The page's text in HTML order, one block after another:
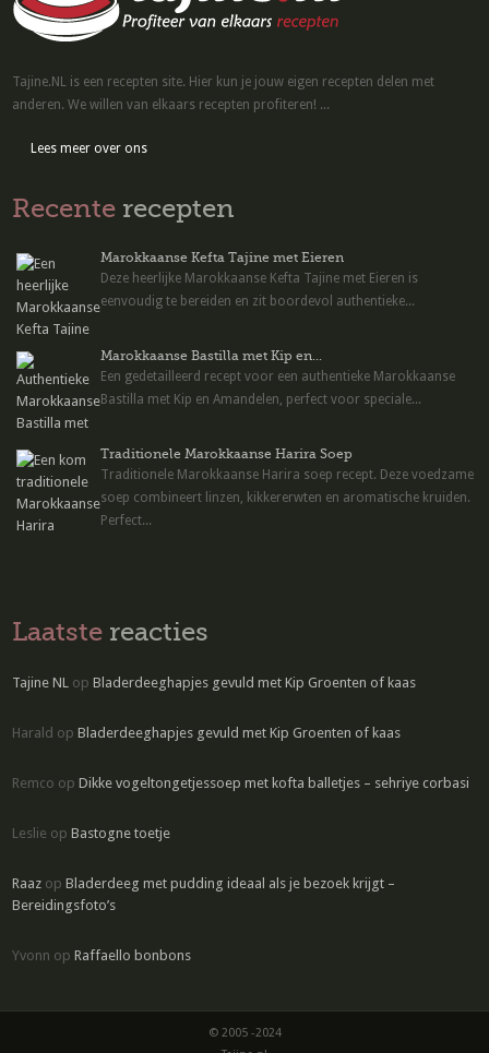
Tajine.NL is een recepten site. Hier kun je jouw eigen recepten delen met
anderen. We willen van elkaars recepten profiteren! ...
Lees meer over ons
Recente recepten
Marokkaanse Kefta Tajine met Eieren
Deze heerlijke Marokkaanse Kefta Tajine met Eieren is
eenvoudig te bereiden en zit boordevol authentieke...
Marokkaanse Bastilla met Kip en...
Een gedetailleerd recept voor een authentieke Marokkaanse
Bastilla met Kip en Amandelen, perfect voor speciale...
Traditionele Marokkaanse Harira Soep
Traditionele Marokkaanse Harira soep recept. Deze voedzame
soep combineert linzen, kikkererwten en aromatische kruiden.
Perfect...
Laatste reacties
Tajine NL opBladerdeeghapjes gevuld met Kip Groenten of kaas
Harald opBladerdeeghapjes gevuld met Kip Groenten of kaas
Remco opDikke vogeltongetjessoep met kofta balletjes – sehriye corbasi
Leslie opBastogne toetje
Raaz opBladerdeeg met pudding ideaal als je bezoek krijgt –
Bereidingsfoto’s
Yvonn opRaffaello bonbons
© 2005 -2024